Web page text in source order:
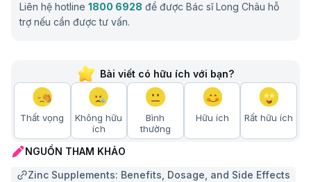
Liên hệ hotline 1800 6928 để được Bác sĩ Long Châu hỗ
trợ nếu cần được tư vấn.
Bài viết có hữu ích với bạn?
Thất vọng
Không hữu
ích
Bình
thường
Hữu ích Rất hữu ích
NGUỒN THAM KHẢO
Zinc Supplements: Benefits, Dosage, and Side Effects